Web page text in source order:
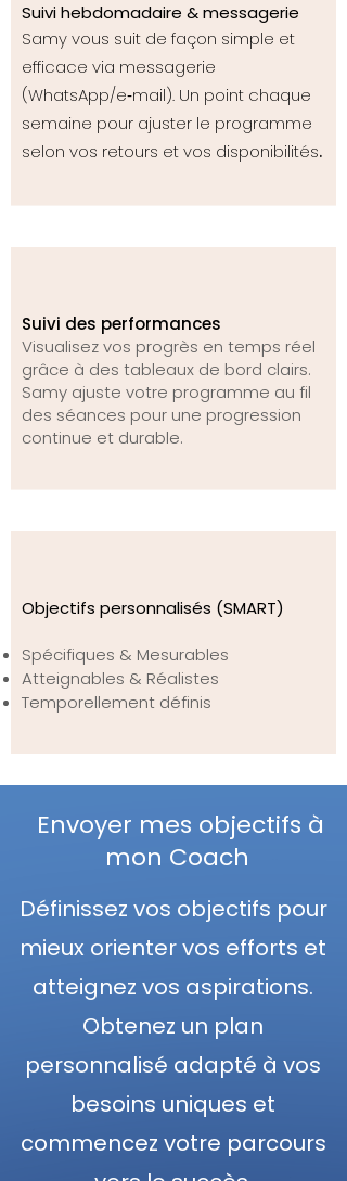
Suivi hebdomadaire & messagerie
Samy vous suit de façon simple et
efficace via messagerie
(WhatsApp/e‑mail). Un point chaque
semaine pour ajuster le programme
selon vos retours et vos disponibilités.
Suivi des performances
Visualisez vos progrès en temps réel
grâce à des tableaux de bord clairs.
Samy ajuste votre programme au fil
des séances pour une progression
continue et durable.
Objectifs personnalisés (SMART)
Spécifiques & Mesurables
Atteignables & Réalistes
Temporellement définis
Envoyer mes objectifs à
mon Coach
Définissez vos objectifs pour
mieux orienter vos efforts et
atteignez vos aspirations.
Obtenez un plan
personnalisé adapté à vos
besoins uniques et
commencez votre parcours